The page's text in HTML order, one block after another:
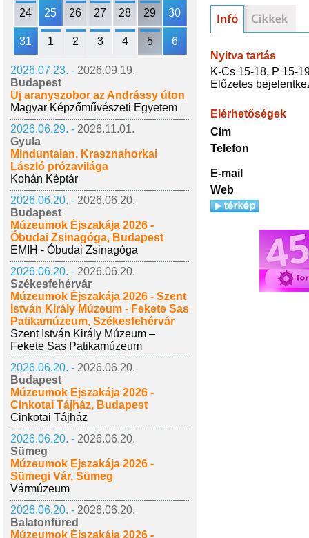
24 25 26 27 28 29 30
31 1 2 3 4 5 6
2026.07.23. - 2026.09.19.
Budapest
Új aranyszobor az Andrássy úton
Magyar Képzőművészeti Egyetem
2026.06.29. - 2026.11.01.
Gyula
Minduntalan. Krasznahorkai
László prózavilága
Kohán Képtár
2026.06.20. - 2026.06.20.
Budapest
Múzeumok Éjszakája 2026 -
Óbudai Zsinagóga, Budapest
EMIH - Óbudai Zsinagóga
2026.06.20. - 2026.06.20.
Székesfehérvár
Múzeumok Éjszakája 2026 - Szent
István Király Múzeum - Fekete Sas
Patikamúzeum, Székesfehérvár
Szent István Király Múzeum –
Fekete Sas Patikamúzeum
2026.06.20. - 2026.06.20.
Budapest
Múzeumok Éjszakája 2026 -
Cinkotai Tájház, Budapest
Cinkotai Tájház
2026.06.20. - 2026.06.20.
Sümeg
Múzeumok Éjszakája 2026 -
Sümegi Vár, Sümeg
Vármúzeum
2026.06.20. - 2026.06.20.
Balatonfüred
Múzeumok Éjszakája 2026 -
Nyitva tartás
K-Cs 15-18, P 15-
Előzetes
Elérhetőségek
Cím
Telefon
E-mail
Web